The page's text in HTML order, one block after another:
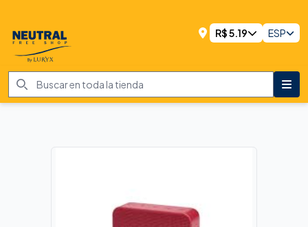
R$5.19 ESP